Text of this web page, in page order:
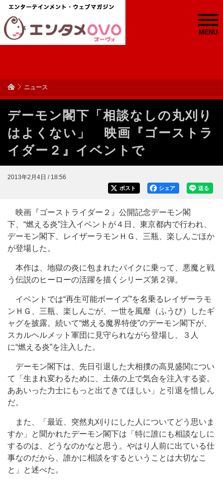
MENU
ニュース
デーモン閣下「相談なしの丸刈り
はよくない」 映画『ゴーストラ
イダー２』イベントで
2013年2月4日 / 18:56
送る
シェア
ポスト
映画『ゴーストライダー２』公開記念デーモン閣
下、“燃える炎”注入イベントが４日、東京都内で行われ、
デーモン閣下、レイザーラモンＨＧ、三瓶、楽しんごほか
が登場した。
本作は、地獄の炎に包まれたバイクに乗って、悪魔と戦
う伝説のヒーローの活躍を描くシリーズ第２弾。
イベントでは“再生可能ボーイズ”を名乗るレイザーラモ
ンＨＧ、三瓶、楽しんごが、一世を風靡（ふうび）したギ
ャグを披露。続いて“燃える魔界特使”のデーモン閣下が、
スカルヘルメット軍団に見守られながら登場し、３人
に“燃える炎”を注入した。
デーモン閣下は、先日引退した大相撲の高見盛関につい
て「生まれ変わるために、土俵の上で気合を注入する姿。
ああいった力士にもっと出てきてほしい」と引退を惜しん
だ。
また、「最近、突然丸刈りにした人についてどう思いま
すか」と聞かれたデーモン閣下は「特に誰にも相談なしに
するのは、どうなのかなと思う。やはり人前に出ている仕
事なのだから、誰かに相談をするということは大切なこ
と」と述べた。